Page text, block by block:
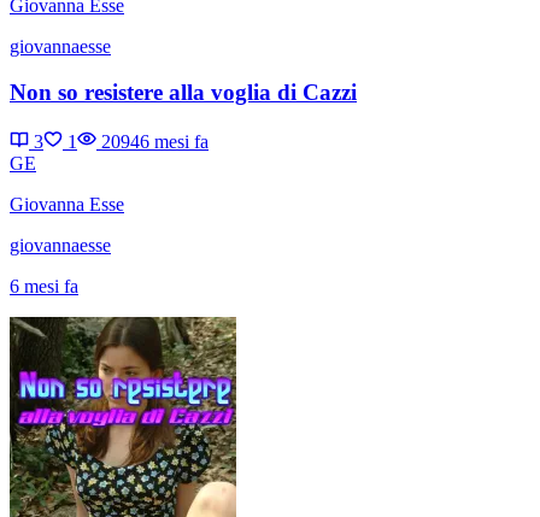
Giovanna Esse
giovannaesse
Non so resistere alla voglia di Cazzi
3 1 20946 mesi fa
GE
Giovanna Esse
giovannaesse
6 mesi fa